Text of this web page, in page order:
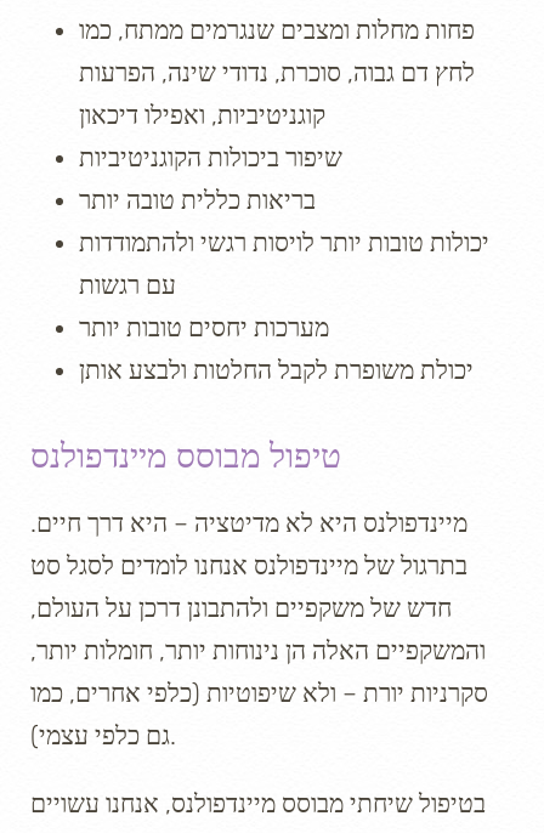
פחות מחלות ומצבים שנגרמים ממתח, כמו
לחץ דם גבוה, סוכרת, נדודי שינה, הפרעות
קוגניטיביות, ואפילו דיכאון
שיפור ביכולות הקוגניטיביות
בריאות כללית טובה יותר
יכולות טובות יותר לויסות רגשי ולהתמודדות
עם רגשות
מערכות יחסים טובות יותר
יכולת משופרת לקבל החלטות ולבצע אותן
טיפול מבוסס מיינדפולנס
מיינדפולנס היא לא מדיטציה – היא דרך חיים.
בתרגול של מיינדפולנס אנחנו לומדים לסגל סט
חדש של משקפיים ולהתבונן דרכן על העולם,
והמשקפיים האלה הן נינוחות יותר, חומלות יותר,
סקרניות יורת – ולא שיפוטיות (כלפי אחרים, כמו
גם כלפי עצמי).
בטיפול שיחתי מבוסס מיינדפולנס, אנחנו עשויים